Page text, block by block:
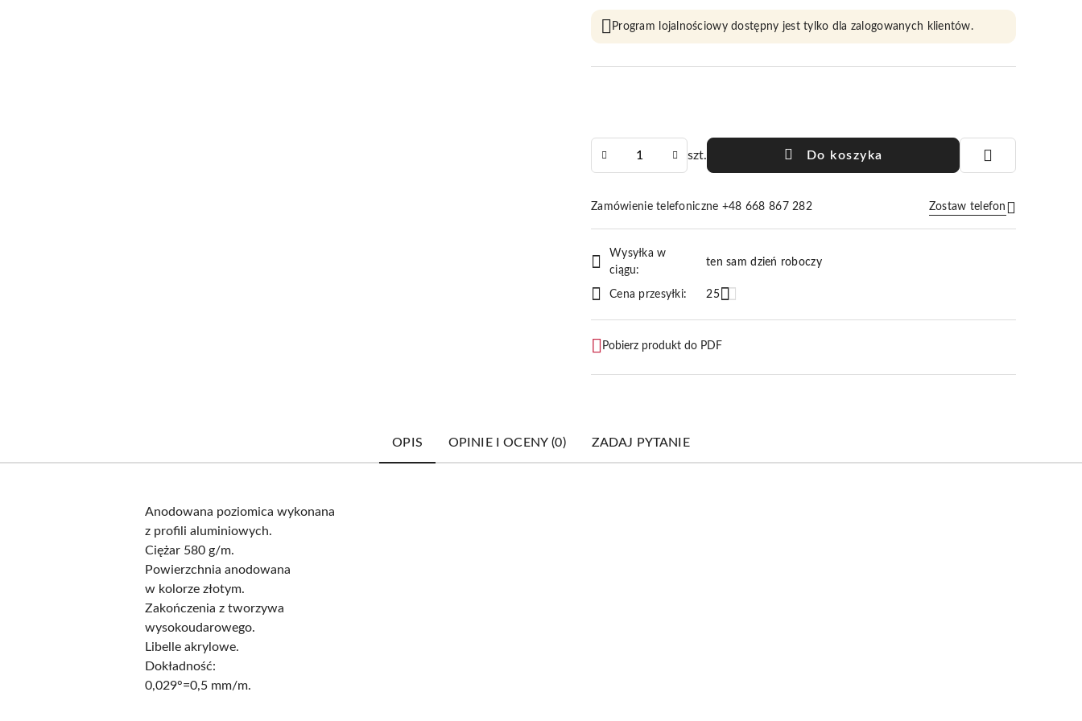
Program lojalnościowy dostępny jest tylko dla zalogowanych klientów.
szt. Do koszyka
Zamówienie telefoniczne +48 668 867 282 Zostaw telefon
Wyślij
i
dostawa
Wysyłka w
ciągu:
ten sam dzień roboczy
Cena przesyłki: 25
Pobierz produkt do PDF
OPIS OPINIE I OCENY (0) ZADAJ PYTANIE
Anodowana poziomica wykonana
z profili aluminiowych.
Ciężar 580 g/m.
Powierzchnia anodowana
w kolorze złotym.
Zakończenia z tworzywa
wysokoudarowego.
Libelle akrylowe.
Dokładność:
0,029°=0,5 mm/m.